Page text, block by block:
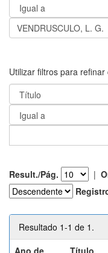
Utilizar filtros para
Result./Pág. |
Resultado 1-1 de 1.
Ano de
Título